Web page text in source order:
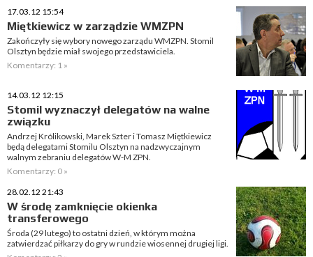
17.03.12 15:54
Miętkiewicz w zarządzie WMZPN
Zakończyły się wybory nowego zarządu WMZPN. Stomil
Olsztyn będzie miał swojego przedstawiciela.
Komentarzy: 1 »
14.03.12 12:15
Stomil wyznaczył delegatów na walne
związku
Andrzej Królikowski, Marek Szter i Tomasz Miętkiewicz
będą delegatami Stomilu Olsztyn na nadzwyczajnym
walnym zebraniu delegatów W-M ZPN.
Komentarzy: 0 »
28.02.12 21:43
W środę zamknięcie okienka
transferowego
Środa (29 lutego) to ostatni dzień, w którym można
zatwierdzać piłkarzy do gry w rundzie wiosennej drugiej ligi.